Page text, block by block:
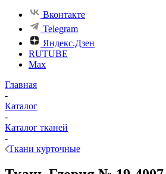
Вконтакте
Telegram
Яндекс.Дзен
RUTUBE
Max
Главная
-
Каталог
-
Каталог тканей
-
Ткани курточные